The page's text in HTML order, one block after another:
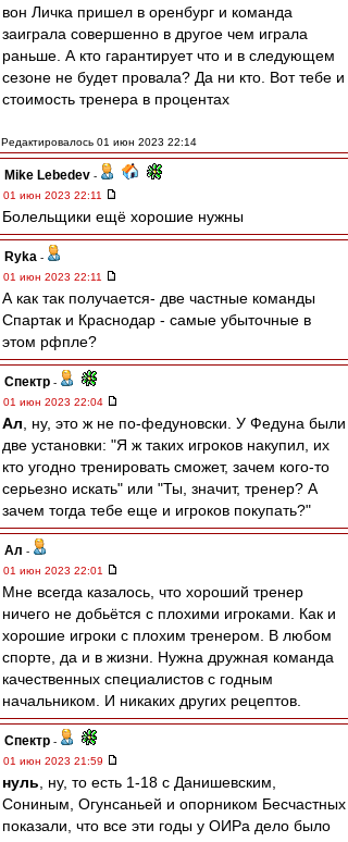
вон Личка пришел в оренбург и команда
заиграла совершенно в другое чем играла
раньше. А кто гарантирует что и в следующем
сезоне не будет провала? Да ни кто. Вот тебе и
стоимость тренера в процентах
Редактировалось 01 июн 2023 22:14
Mike Lebedev -
01 июн 2023 22:11
Болельщики ещё хорошие нужны
Ryka -
01 июн 2023 22:11
А как так получается- две частные команды
Спартак и Краснодар - самые убыточные в
этом рфпле?
Спектр -
01 июн 2023 22:04
Ал , ну, это ж не по-федуновски. У Федуна были
две установки: "Я ж таких игроков накупил, их
кто угодно тренировать сможет, зачем кого-то
серьезно искать" или "Ты, значит, тренер? А
зачем тогда тебе еще и игроков покупать?"
Ал -
01 июн 2023 22:01
Мне всегда казалось, что хороший тренер
ничего не добьётся с плохими игроками. Как и
хорошие игроки с плохим тренером. В любом
спорте, да и в жизни. Нужна дружная команда
качественных специалистов с годным
начальником. И никаких других рецептов.
Спектр -
01 июн 2023 21:59
нуль , ну, то есть 1-18 с Данишевским,
Сониным, Огунсаньей и опорником Бесчастных
показали, что все эти годы у ОИРа дело было